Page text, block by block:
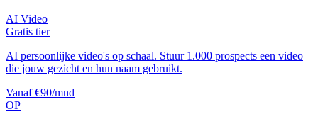
AI Video
Gratis tier
AI persoonlijke video's op schaal. Stuur 1.000 prospects een video
die jouw gezicht en hun naam gebruikt.
Vanaf €90/mnd
OP